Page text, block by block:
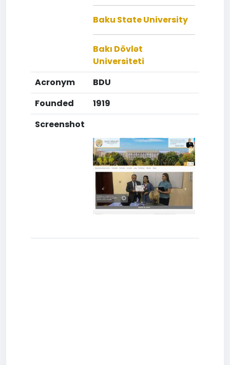
Baku State University
Bakı Dövlət
Universiteti
Acronym
BDU
Founded
1919
Screenshot